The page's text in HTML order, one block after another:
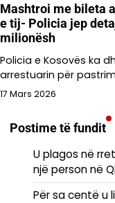
Mashtroi me bileta
e tij- Policia jep
milionësh
Policia e Kosovës ka
arrestuarin për
17 Mars 2026
Postime të fundit
U plagos në
një person në
Për sa centë u